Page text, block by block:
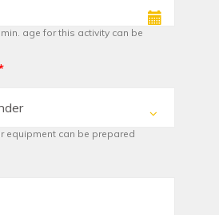
age for this activity can be
equipment can be prepared